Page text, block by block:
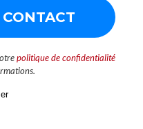
politique de confidentialité